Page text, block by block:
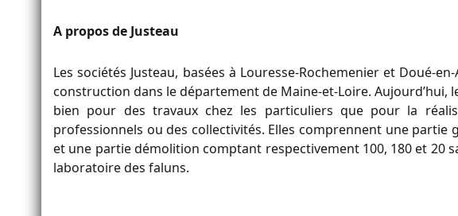
A propos de Justeau
Les sociétés Justeau, basées à Louresse-Rochemenier et Doué-
construction dans le département de Maine-et-Loire. Aujourd’hui,
bien pour des travaux chez les particuliers que pour la
professionnels ou des collectivités. Elles comprennent une
et une partie démolition comptant respectivement 100, 180 et 20
laboratoire des faluns.